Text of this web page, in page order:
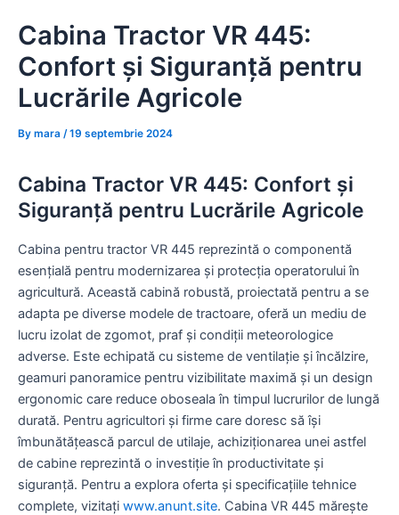
content
Cabina Tractor VR 445:
Confort și Siguranță pentru
Lucrările Agricole
By mara /19 septembrie 2024
Cabina Tractor VR 445: Confort și
Siguranță pentru Lucrările Agricole
Cabina pentru tractor VR 445 reprezintă o componentă
esențială pentru modernizarea și protecția operatorului în
agricultură. Această cabină robustă, proiectată pentru a se
adapta pe diverse modele de tractoare, oferă un mediu de
lucru izolat de zgomot, praf și condiții meteorologice
adverse. Este echipată cu sisteme de ventilație și încălzire,
geamuri panoramice pentru vizibilitate maximă și un design
ergonomic care reduce oboseala în timpul lucrurilor de lungă
durată. Pentru agricultori și firme care doresc să își
îmbunătățească parcul de utilaje, achiziționarea unei astfel
de cabine reprezintă o investiție în productivitate și
siguranță. Pentru a explora oferta și specificațiile tehnice
complete, vizitați www.anunt.site. Cabina VR 445 mărește